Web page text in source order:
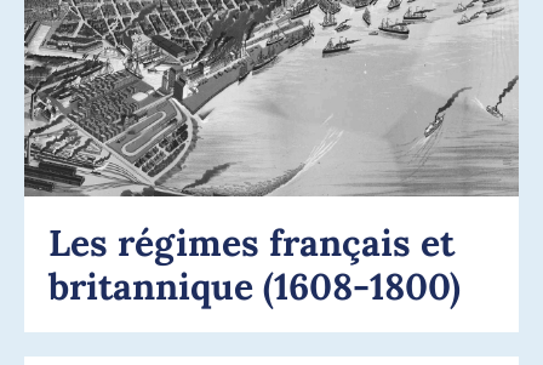
Les régimes français et
britannique (1608-1800)